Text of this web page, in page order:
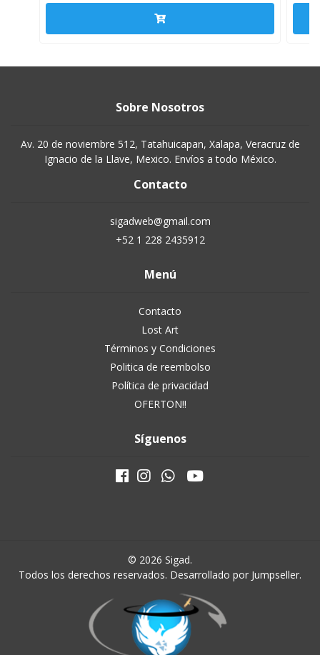
Sobre Nosotros
Av. 20 de noviembre 512, Tatahuicapan, Xalapa, Veracruz de
Ignacio de la Llave, Mexico. Envíos a todo México.
Contacto
sigadweb@gmail.com
+52 1 228 2435912
Menú
Contacto
Lost Art
Términos y Condiciones
Politica de reembolso
Política de privacidad
OFERTON!!
Síguenos
© 2026 Sigad.
Todos los derechos reservados. Desarrollado por Jumpseller.